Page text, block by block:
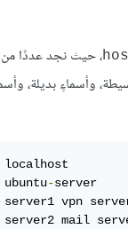
، حيث نجد عددًا من
وأسماءٍ بديلة،
ubuntu
-
server1 vpn
server2 mail